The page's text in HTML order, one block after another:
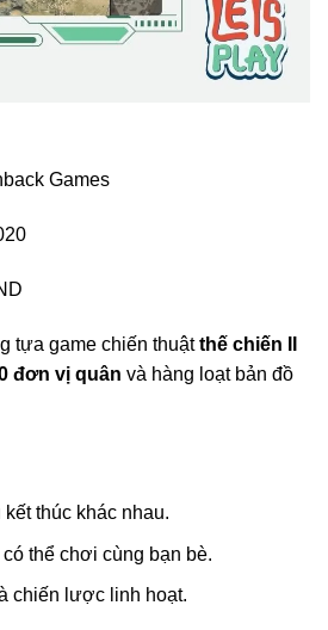
Games
tựa game chiến thuậtthế chiến II
đơn vị quân và hàng loạt bản đồ
thúc khác nhau.
có thể chơi cùng bạn bè.
chiến lược linh hoạt.